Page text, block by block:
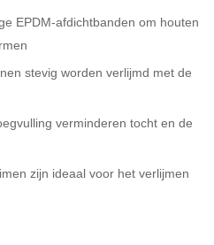
EPDM-afdichtbanden om houten
stevig worden verlijmd met de
verminderen tocht en de
zijn ideaal voor het verlijmen